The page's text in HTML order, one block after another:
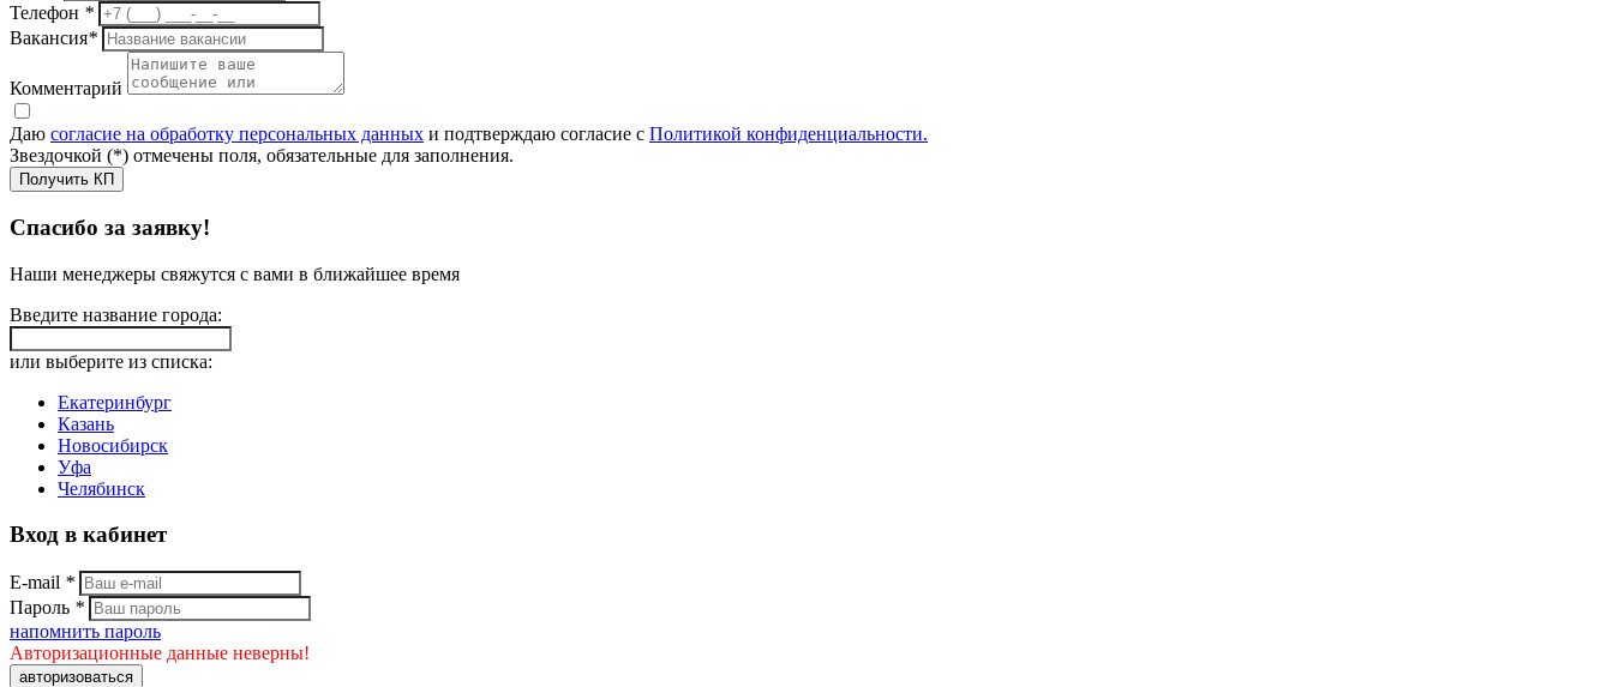
Телефон *
Вакансия*
Комментарий
Даю согласие на обработку персональных данных и подтверждаю согласие с Политикой конфиденциальности.
Звездочкой (*) отмечены поля, обязательные для заполнения.
Получить КП
Спасибо за заявку!
Наши менеджеры свяжутся с вами в ближайшее время
Введите название города:
или выберите из списка:
Екатеринбург
Казань
Новосибирск
Уфа
Челябинск
Вход в кабинет
E-mail *
Пароль *
напомнить пароль
Авторизационные данные неверны!
авторизоваться